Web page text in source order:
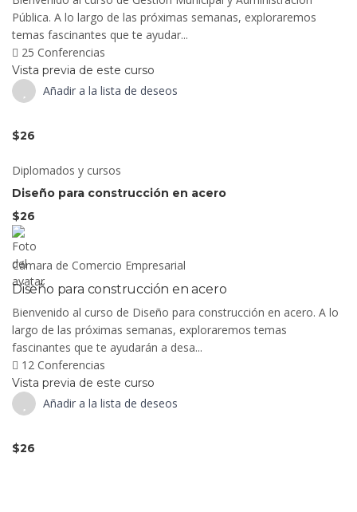
Pública. A lo largo de las próximas semanas, exploraremos
temas fascinantes que te ayudar...
25 Conferencias
Vista previa de este curso
Añadir a la lista de deseos
$26
Diplomados y cursos
Diseño para construcción en acero
$26
Cámara de Comercio Empresarial
Diseño para construcción en acero
Bienvenido al curso de Diseño para construcción en acero. A lo
largo de las próximas semanas, exploraremos temas
fascinantes que te ayudarán a desa...
12 Conferencias
Vista previa de este curso
Añadir a la lista de deseos
$26